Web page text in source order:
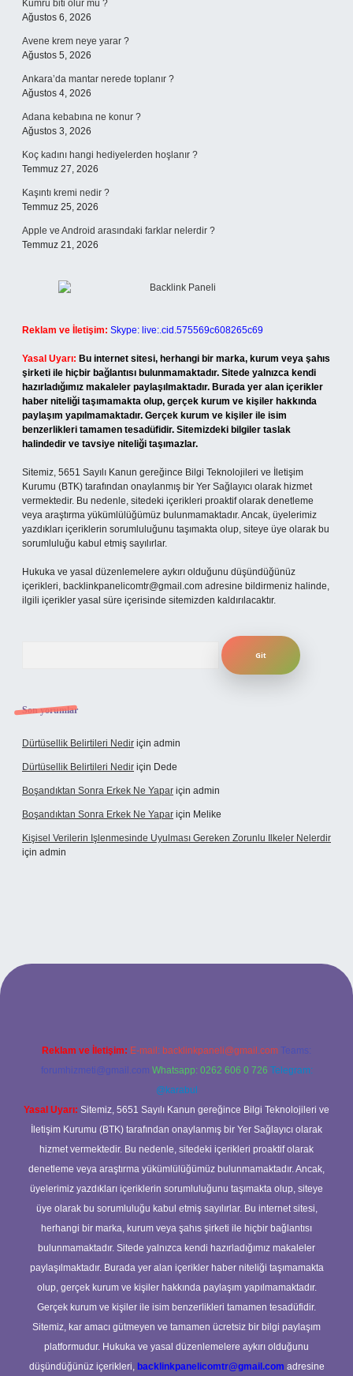
Kumru biti olur mu ?
Ağustos 6, 2026
Avene krem neye yarar ?
Ağustos 5, 2026
Ankara’da mantar nerede toplanır ?
Ağustos 4, 2026
Adana kebabına ne konur ?
Ağustos 3, 2026
Koç kadını hangi hediyelerden hoşlanır ?
Temmuz 27, 2026
Kaşıntı kremi nedir ?
Temmuz 25, 2026
Apple ve Android arasındaki farklar nelerdir ?
Temmuz 21, 2026
Reklam ve İletişim: Skype: live:.cid.575569c608265c69
Yasal Uyarı: Bu internet sitesi, herhangi bir marka, kurum veya şahıs
şirketi ile hiçbir bağlantısı bulunmamaktadır. Sitede yalnızca kendi
hazırladığımız makaleler paylaşılmaktadır. Burada yer alan içerikler
haber niteliği taşımamakta olup, gerçek kurum ve kişiler hakkında
paylaşım yapılmamaktadır. Gerçek kurum ve kişiler ile isim
benzerlikleri tamamen tesadüfidir. Sitemizdeki bilgiler taslak
halindedir ve tavsiye niteliği taşımazlar.
Sitemiz, 5651 Sayılı Kanun gereğince Bilgi Teknolojileri ve İletişim
Kurumu (BTK) tarafından onaylanmış bir Yer Sağlayıcı olarak hizmet
vermektedir. Bu nedenle, sitedeki içerikleri proaktif olarak denetleme
veya araştırma yükümlülüğümüz bulunmamaktadır. Ancak, üyelerimiz
yazdıkları içeriklerin sorumluluğunu taşımakta olup, siteye üye olarak bu
sorumluluğu kabul etmiş sayılırlar.
Hukuka ve yasal düzenlemelere aykırı olduğunu düşündüğünüz
içerikleri, backlinkpanelicomtr@gmail.com adresine bildirmeniz halinde,
ilgili içerikler yasal süre içerisinde sitemizden kaldırılacaktır.
Son yorumlar
Dürtüsellik Belirtileri Nedir için admin
Dürtüsellik Belirtileri Nedir için Dede
Boşandıktan Sonra Erkek Ne Yapar için admin
Boşandıktan Sonra Erkek Ne Yapar için Melike
Kişisel Verilerin Işlenmesinde Uyulması Gereken Zorunlu Ilkeler Nelerdir
için admin
Reklam ve İletişim: E-mail: backlinkpaneli@gmail.com Teams:
forumhizmeti@gmail.com Whatsapp: 0262 606 0 726 Telegram:
@karabul
Yasal Uyarı: Sitemiz, 5651 Sayılı Kanun gereğince Bilgi Teknolojileri ve
İletişim Kurumu (BTK) tarafından onaylanmış bir Yer Sağlayıcı olarak
hizmet vermektedir. Bu nedenle, sitedeki içerikleri proaktif olarak
denetleme veya araştırma yükümlülüğümüz bulunmamaktadır. Ancak,
üyelerimiz yazdıkları içeriklerin sorumluluğunu taşımakta olup, siteye
üye olarak bu sorumluluğu kabul etmiş sayılırlar. Bu internet sitesi,
herhangi bir marka, kurum veya şahıs şirketi ile hiçbir bağlantısı
bulunmamaktadır. Sitede yalnızca kendi hazırladığımız makaleler
paylaşılmaktadır. Burada yer alan içerikler haber niteliği taşımamakta
olup, gerçek kurum ve kişiler hakkında paylaşım yapılmamaktadır.
Gerçek kurum ve kişiler ile isim benzerlikleri tamamen tesadüfidir.
Sitemiz, kar amacı gütmeyen ve tamamen ücretsiz bir bilgi paylaşım
platformudur. Hukuka ve yasal düzenlemelere aykırı olduğunu
düşündüğünüz içerikleri, backlinkpanelicomtr@gmail.com adresine